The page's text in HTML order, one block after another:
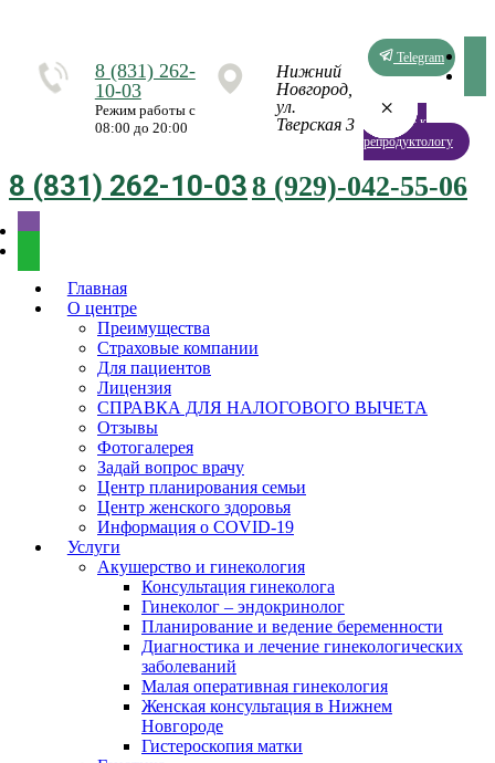
8 (831) 262-
10-03
Режим работы с
08:00 до 20:00
Нижний
Новгород,
ул.
Тверская 3
Telegram
Запись к
репродуктологу
8 (831) 262-10-038 (929)-042-55-06
Главная
О центре
Преимущества
Страховые компании
Для пациентов
Лицензия
СПРАВКА ДЛЯ НАЛОГОВОГО ВЫЧЕТА
Отзывы
Фотогалерея
Задай вопрос врачу
Центр планирования семьи
Центр женского здоровья
Информация о COVID-19
Услуги
Акушерство и гинекология
Консультация гинеколога
Гинеколог – эндокринолог
Планирование и ведение беременности
Диагностика и лечение гинекологических
заболеваний
Малая оперативная гинекология
Женская консультация в Нижнем
Новгороде
Гистероскопия матки
×
×
×
×
×
×
×
×